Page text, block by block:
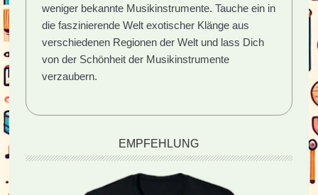
weniger bekannte Musikinstrumente. Tauche ein in
die faszinierende Welt exotischer Klänge aus
verschiedenen Regionen der Welt und lass Dich
von der Schönheit der Musikinstrumente
verzaubern.
EMPFEHLUNG